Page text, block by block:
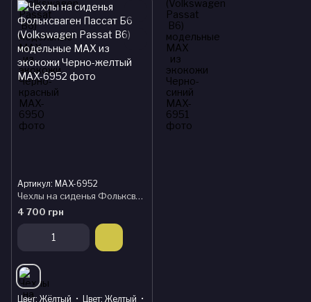
Артикул: MAX-6952
Чехлы на сиденья Фольксваген Пассат Б6 (Volkswagen Passat B6) модельные MAX из экокожи Черно-желтый
4 700 грн
Цвет Жёлтый Цвет Желтый